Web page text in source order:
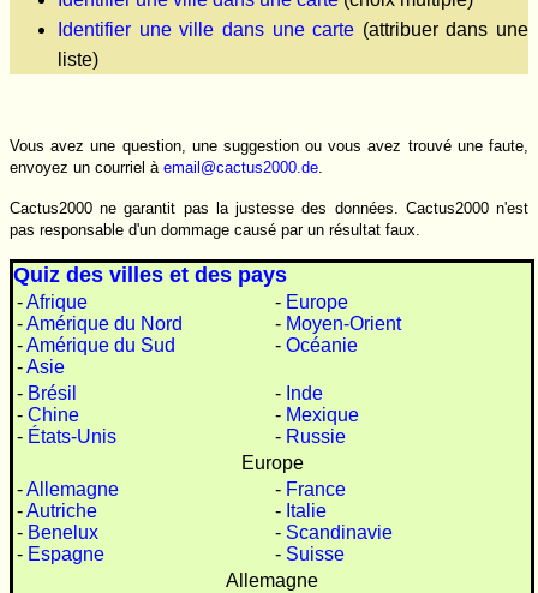
Identifier une ville dans une carte (attribuer dans une
liste)
Vous avez une question, une suggestion ou vous avez trouvé une faute,
envoyez un courriel à email@cactus2000.de.
Cactus2000 ne garantit pas la justesse des données. Cactus2000 n'est
pas responsable d'un dommage causé par un résultat faux.
Quiz des villes et des pays
-Afrique
-Amérique du Nord
-Amérique du Sud
-Asie
- Europe
- Moyen-Orient
- Océanie
- Brésil
- Chine
- États-Unis
- Inde
- Mexique
- Russie
Europe
-Allemagne
-Autriche
- Benelux
- Espagne
- France
- Italie
- Scandinavie
- Suisse
Allemagne